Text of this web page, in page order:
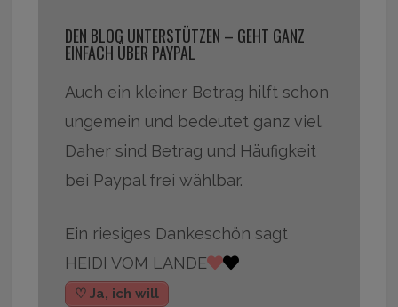
DEN BLOG UNTERSTÜTZEN – GEHT GANZ
EINFACH ÜBER PAYPAL
Auch ein kleiner Betrag hilft schon
ungemein und bedeutet ganz viel.
Daher sind Betrag und Häufigkeit
bei Paypal frei wählbar.
Ein riesiges Dankeschön sagt
HEIDI VOM LANDE
♡ Ja, ich will